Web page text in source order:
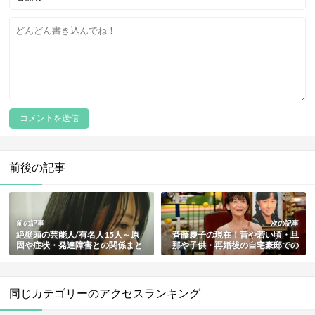
前後の記事
前の記事
絶壁頭の芸能人/有名人15人～原
因や症状・発達障害との関係まと
め【最新版】
次の記事
斉藤慶子の現在！昔や若い頃・旦
那や子供・再婚後の自宅豪邸での
セレブ生活も総まとめ
同じカテゴリーのアクセスランキング